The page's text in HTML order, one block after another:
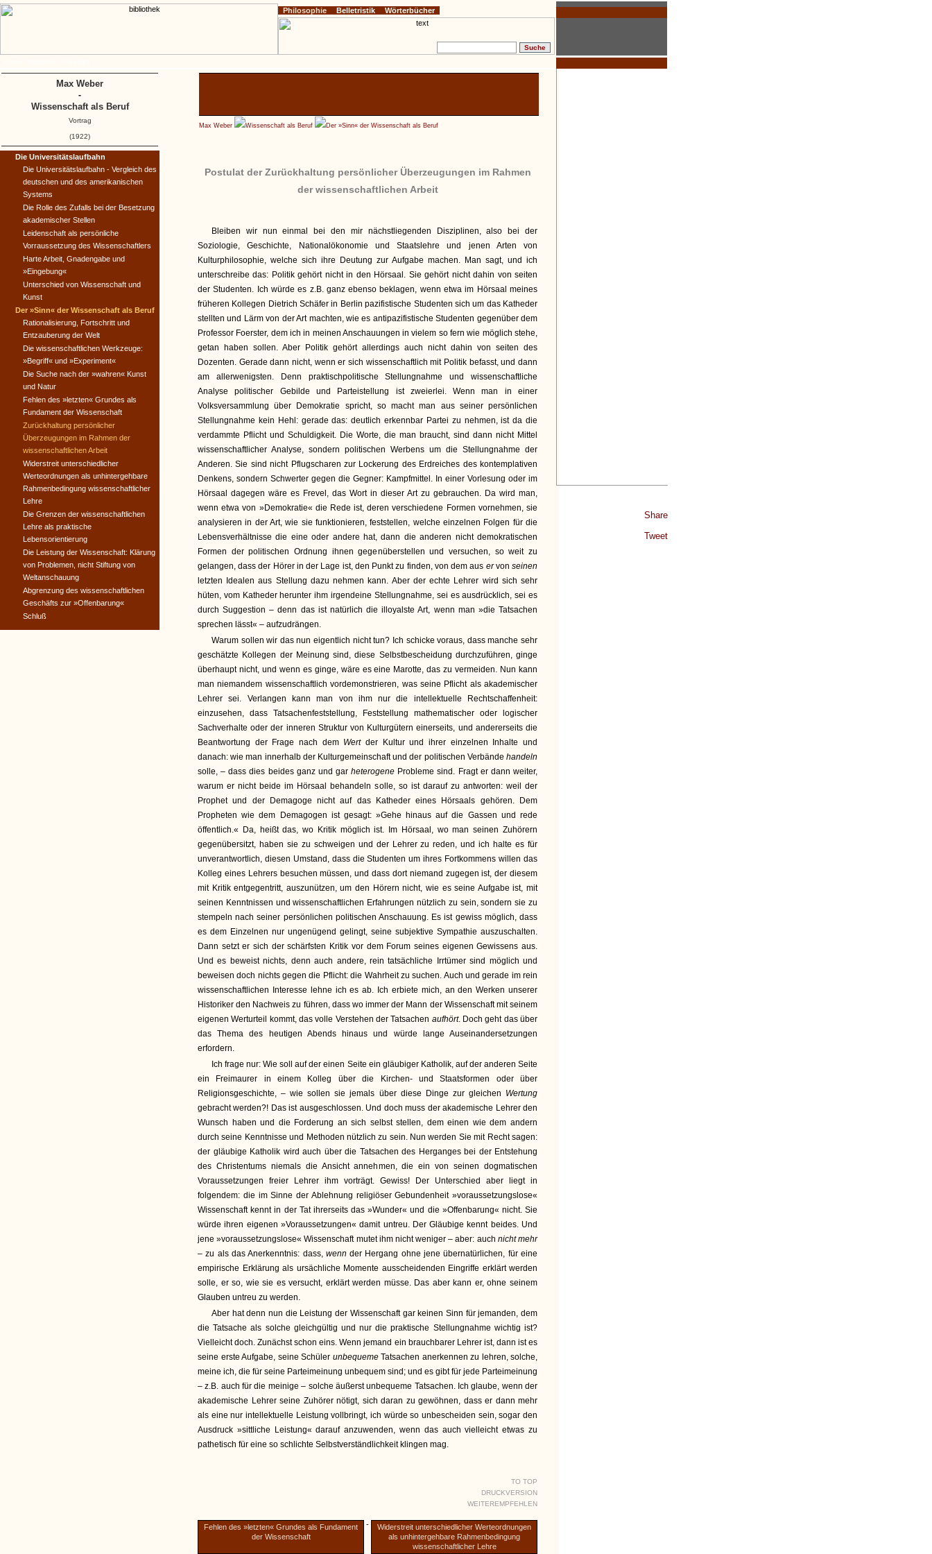
Share
Tweet
Max Weber Wissenschaft als Beruf Der »Sinn« der Wissenschaft als Beruf
Postulat der Zurückhaltung persönlicher Überzeugungen im Rahmen
der wissenschaftlichen Arbeit
Bleiben wir nun einmal bei den mir nächstliegenden Disziplinen, also bei der
Soziologie, Geschichte, Nationalökonomie und Staatslehre und jenen Arten von
Kulturphilosophie, welche sich ihre Deutung zur Aufgabe machen. Man sagt, und ich
unterschreibe das: Politik gehört nicht in den Hörsaal. Sie gehört nicht dahin von seiten
der Studenten. Ich würde es z.B. ganz ebenso beklagen, wenn etwa im Hörsaal meines
früheren Kollegen Dietrich Schäfer in Berlin pazifistische Studenten sich um das Katheder
stellten und Lärm von der Art machten, wie es antipazifistische Studenten gegenüber dem
Professor Foerster, dem ich in meinen Anschauungen in vielem so fern wie möglich stehe,
getan haben sollen. Aber Politik gehört allerdings auch nicht dahin von seiten des
Dozenten. Gerade dann nicht, wenn er sich wissenschaftlich mit Politik befasst, und dann
am allerwenigsten. Denn praktischpolitische Stellungnahme und wissenschaftliche
Analyse politischer Gebilde und Parteistellung ist zweierlei. Wenn man in einer
Volksversammlung über Demokratie spricht, so macht man aus seiner persönlichen
Stellungnahme kein Hehl: gerade das: deutlich erkennbar Partei zu nehmen, ist da die
verdammte Pflicht und Schuldigkeit. Die Worte, die man braucht, sind dann nicht Mittel
wissenschaftlicher Analyse, sondern politischen Werbens um die Stellungnahme der
Anderen. Sie sind nicht Pflugscharen zur Lockerung des Erdreiches des kontemplativen
Denkens, sondern Schwerter gegen die Gegner: Kampfmittel. In einer Vorlesung oder im
Hörsaal dagegen wäre es Frevel, das Wort in dieser Art zu gebrauchen. Da wird man,
wenn etwa von »Demokratie« die Rede ist, deren verschiedene Formen vornehmen, sie
analysieren in der Art, wie sie funktionieren, feststellen, welche einzelnen Folgen für die
Lebensverhältnisse die eine oder andere hat, dann die anderen nicht demokratischen
Formen der politischen Ordnung ihnen gegenüberstellen und versuchen, so weit zu
gelangen, dass der Hörer in der Lage ist, den Punkt zu finden, von dem aus ervonseinen
letzten Idealen aus Stellung dazu nehmen kann. Aber der echte Lehrer wird sich sehr
hüten, vom Katheder herunter ihm irgendeine Stellungnahme, sei es ausdrücklich, sei es
durch Suggestion – denn das ist natürlich die illoyalste Art, wenn man »die Tatsachen
sprechen lässt« – aufzudrängen.
Warum sollen wir das nun eigentlich nicht tun? Ich schicke voraus, dass manche sehr
geschätzte Kollegen der Meinung sind, diese Selbstbescheidung durchzuführen, ginge
überhaupt nicht, und wenn es ginge, wäre es eine Marotte, das zu vermeiden. Nun kann
man niemandem wissenschaftlich vordemonstrieren, was seine Pflicht als akademischer
Lehrer sei. Verlangen kann man von ihm nur die intellektuelle Rechtschaffenheit:
einzusehen, dass Tatsachenfeststellung, Feststellung mathematischer oder logischer
Sachverhalte oder der inneren Struktur von Kulturgütern einerseits, und andererseits die
Beantwortung der Frage nach dem Wertder Kultur und ihrer einzelnen Inhalte und
danach: wie man innerhalb der Kulturgemeinschaft und der politischen Verbände handeln
solle, – dass dies beides ganz und garheterogene Probleme sind. Fragt er dann weiter,
warum er nicht beide im Hörsaal behandeln solle, so ist darauf zu antworten: weil der
Prophet und der Demagoge nicht auf das Katheder eines Hörsaals gehören. Dem
Propheten wie dem Demagogen ist gesagt: »Gehe hinaus auf die Gassen und rede
öffentlich.« Da, heißt das, wo Kritik möglich ist. Im Hörsaal, wo man seinen Zuhörern
gegenübersitzt, haben sie zu schweigen und der Lehrer zu reden, und ich halte es für
unverantwortlich, diesen Umstand, dass die Studenten um ihres Fortkommens willen das
Kolleg eines Lehrers besuchen müssen, und dass dort niemand zugegen ist, der diesem
mit Kritik entgegentritt, auszunützen, um den Hörern nicht, wie es seine Aufgabe ist, mit
seinen Kenntnissen und wissenschaftlichen Erfahrungen nützlich zu sein, sondern sie zu
stempeln nach seiner persönlichen politischen Anschauung. Es ist gewiss möglich, dass
es dem Einzelnen nur ungenügend gelingt, seine subjektive Sympathie auszuschalten.
Dann setzt er sich der schärfsten Kritik vor dem Forum seines eigenen Gewissens aus.
Und es beweist nichts, denn auch andere, rein tatsächliche Irrtümer sind möglich und
beweisen doch nichts gegen die Pflicht: die Wahrheit zu suchen. Auch und gerade im rein
wissenschaftlichen Interesse lehne ich es ab. Ich erbiete mich, an den Werken unserer
Historiker den Nachweis zu führen, dass wo immer der Mann der Wissenschaft mit seinem
eigenen Werturteil kommt, das volle Verstehen der Tatsachen aufhört. Doch geht das über
das Thema des heutigen Abends hinaus und würde lange Auseinandersetzungen
erfordern.
Ich frage nur: Wie soll auf der einen Seite ein gläubiger Katholik, auf der anderen Seite
ein Freimaurer in einem Kolleg über die Kirchen- und Staatsformen oder über
Religionsgeschichte, – wie sollen sie jemals über diese Dinge zur gleichen Wertung
gebracht werden?! Das ist ausgeschlossen. Und doch muss der akademische Lehrer den
Wunsch haben und die Forderung an sich selbst stellen, dem einen wie dem andern
durch seine Kenntnisse und Methoden nützlich zu sein. Nun werden Sie mit Recht sagen:
der gläubige Katholik wird auch über die Tatsachen des Herganges bei der Entstehung
des Christentums niemals die Ansicht annehmen, die ein von seinen dogmatischen
Voraussetzungen freier Lehrer ihm vorträgt. Gewiss! Der Unterschied aber liegt in
folgendem: die im Sinne der Ablehnung religiöser Gebundenheit »voraussetzungslose«
Wissenschaft kennt in der Tat ihrerseits das »Wunder« und die »Offenbarung« nicht. Sie
würde ihren eigenen »Voraussetzungen« damit untreu. Der Gläubige kennt beides. Und
jene »voraussetzungslose« Wissenschaft mutet ihm nicht weniger – aber: auch nicht mehr
– zu als das Anerkenntnis: dass, wennder Hergang ohne jene übernatürlichen, für eine
empirische Erklärung als ursächliche Momente ausscheidenden Eingriffe erklärt werden
solle, er so, wie sie es versucht, erklärt werden müsse. Das aber kann er, ohne seinem
Glauben untreu zu werden.
Aber hat denn nun die Leistung der Wissenschaft gar keinen Sinn für jemanden, dem
die Tatsache als solche gleichgültig und nur die praktische Stellungnahme wichtig ist?
Vielleicht doch. Zunächst schon eins. Wenn jemand ein brauchbarer Lehrer ist, dann ist es
seine erste Aufgabe, seine Schüler unbequeme Tatsachen anerkennen zu lehren, solche,
meine ich, die für seine Parteimeinung unbequem sind; und es gibt für jede Parteimeinung
– z.B. auch für die meinige – solche äußerst unbequeme Tatsachen. Ich glaube, wenn der
akademische Lehrer seine Zuhörer nötigt, sich daran zu gewöhnen, dass er dann mehr
als eine nur intellektuelle Leistung vollbringt, ich würde so unbescheiden sein, sogar den
Ausdruck »sittliche Leistung« darauf anzuwenden, wenn das auch vielleicht etwas zu
pathetisch für eine so schlichte Selbstverständlichkeit klingen mag.
TO TOP
DRUCKVERSION
WEITEREMPFEHLEN
Fehlen des »letzten« Grundes als Fundament
der Wissenschaft
-
Widerstreit unterschiedlicher Werteordnungen
als unhintergehbare Rahmenbedingung
wissenschaftlicher Lehre
Die Universitätslaufbahn
Die Universitätslaufbahn - Vergleich des
deutschen und des amerikanischen
Systems
Die Rolle des Zufalls bei der Besetzung
akademischer Stellen
Leidenschaft als persönliche
Vorraussetzung des Wissenschaftlers
Harte Arbeit, Gnadengabe und
»Eingebung«
Unterschied von Wissenschaft und
Kunst
Der »Sinn« der Wissenschaft als Beruf
Rationalisierung, Fortschritt und
Entzauberung der Welt
Die wissenschaftlichen Werkzeuge:
»Begriff« und »Experiment«
Die Suche nach der »wahren« Kunst
und Natur
Fehlen des »letzten« Grundes als
Fundament der Wissenschaft
Zurückhaltung persönlicher
Überzeugungen im Rahmen der
wissenschaftlichen Arbeit
Widerstreit unterschiedlicher
Werteordnungen als unhintergehbare
Rahmenbedingung wissenschaftlicher
Lehre
Die Grenzen der wissenschaftlichen
Lehre als praktische
Lebensorientierung
Die Leistung der Wissenschaft: Klärung
von Problemen, nicht Stiftung von
Weltanschauung
Abgrenzung des wissenschaftlichen
Geschäfts zur »Offenbarung«
Schluß
Philosophie Belletristik Wörterbücher
Max Weber
-
Wissenschaft als Beruf
Vortrag
(1922)